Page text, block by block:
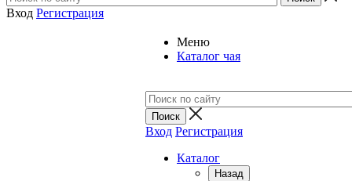
Вход Регистрация
Меню
Каталог чая
Вход Регистрация
Каталог
Назад